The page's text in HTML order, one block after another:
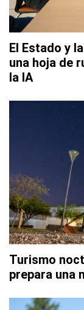
El Estado y
una hoja de
la IA
Turismo
prepara una